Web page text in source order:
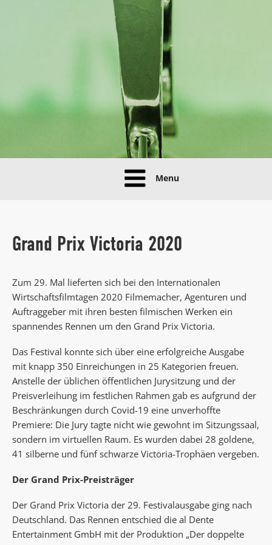
Menu
Grand Prix Victoria 2020
Zum 29. Mal lieferten sich bei den Internationalen
Wirtschaftsfilmtagen 2020 Filmemacher, Agenturen und
Auftraggeber mit ihren besten filmischen Werken ein
spannendes Rennen um den Grand Prix Victoria.
Das Festival konnte sich über eine erfolgreiche Ausgabe
mit knapp 350 Einreichungen in 25 Kategorien freuen.
Anstelle der üblichen öffentlichen Jurysitzung und der
Preisverleihung im festlichen Rahmen gab es aufgrund der
Beschränkungen durch Covid-19 eine unverhoffte
Premiere: Die Jury tagte nicht wie gewohnt im Sitzungssaal,
sondern im virtuellen Raum. Es wurden dabei 28 goldene,
41 silberne und fünf schwarze Victoria-Trophäen vergeben.
Der Grand Prix-Preisträger
Der Grand Prix Victoria der 29. Festivalausgabe ging nach
Deutschland. Das Rennen entschied die al Dente
Entertainment GmbH mit der Produktion „Der doppelte